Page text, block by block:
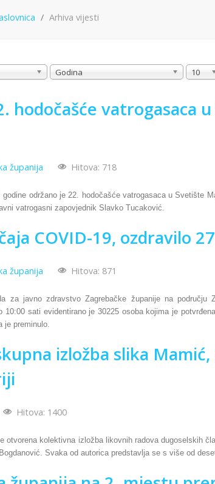
Arhiva vijesti
Godina 10
hodočašće vatrogasaca
županija Hitova: 718
godine održano je 22. hodočašće vatrogasaca u Svetište
vatrogasni zapovjednik Slavko Tucaković.
COVID-19, ozdravilo
županija Hitova: 871
za javno zdravstvo Zagrebačke županije na području
10:00 sati evidentirano je 30225 osoba kojima je
je preminulo.
izložba slika
Hitova: 1400
otvorena kolektivna izložba likovnih radova dugoselskih
Svaka od autorica predstavlja se s više od